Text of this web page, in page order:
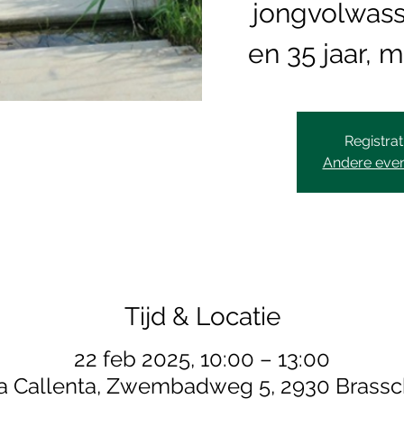
en 35 jaar,
Andere
Tijd & Locatie
22 feb 2025, 10:00 – 13:00
Callenta, Zwembadweg 5, 2930